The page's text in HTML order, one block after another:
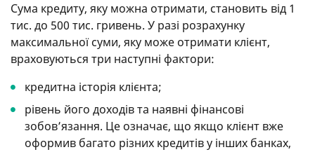
Сума кредиту, яку можна отримати, становить від 1
тис. до 500 тис. гривень. У разі розрахунку
максимальної суми, яку може отримати клієнт,
враховуються три наступні фактори:
кредитна історія клієнта;
рівень його доходів та наявні фінансові
зобов’язання. Це означає, що якщо клієнт вже
оформив багато різних кредитів у інших банках,